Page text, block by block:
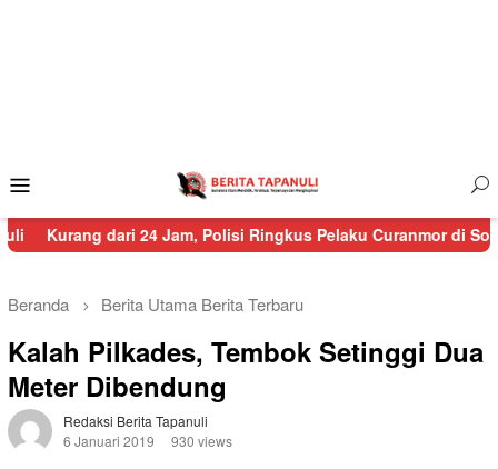
Mobile
dari 24 Jam, Polisi Ringkus Pelaku Curanmor di Sorkam
Beranda Berita Utama Berita Terbaru
Kalah Pilkades, Tembok Setinggi Dua
Meter Dibendung
Redaksi Berita Tapanuli
6 Januari 2019
930 views